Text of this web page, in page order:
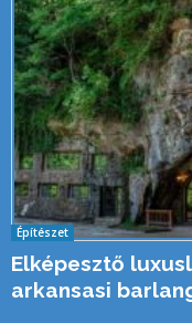
Építészet
Elképesztő
arkansasi